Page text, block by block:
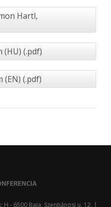
Hartl,
(HU) (.pdf)
(EN) (.pdf)
- 6500 Baja, Szentjánosi u. 12. |